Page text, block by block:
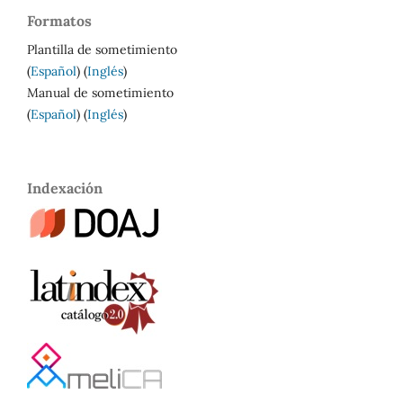
Formatos
Plantilla de sometimiento
(Español) (Inglés)
Manual de sometimiento
(Español) (Inglés)
Indexación